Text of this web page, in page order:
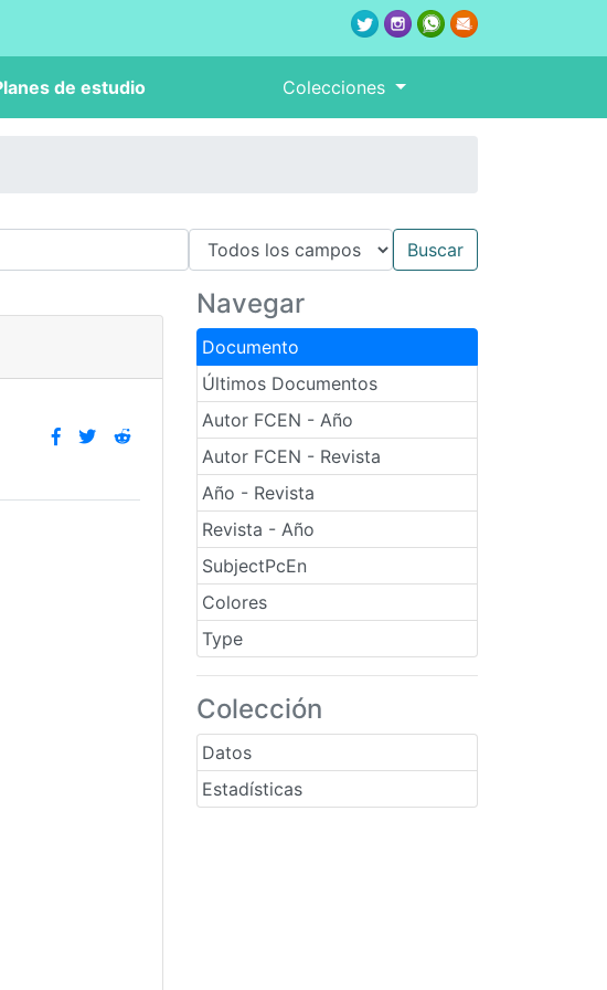
de estudio Colecciones
Navegar
Documento
Últimos Documentos
Autor FCEN - Año
Autor FCEN - Revista
Año - Revista
Revista - Año
SubjectPcEn
Colores
Type
Colección
Datos
Estadísticas